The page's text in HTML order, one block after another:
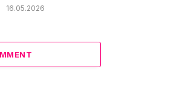
16.05.2026